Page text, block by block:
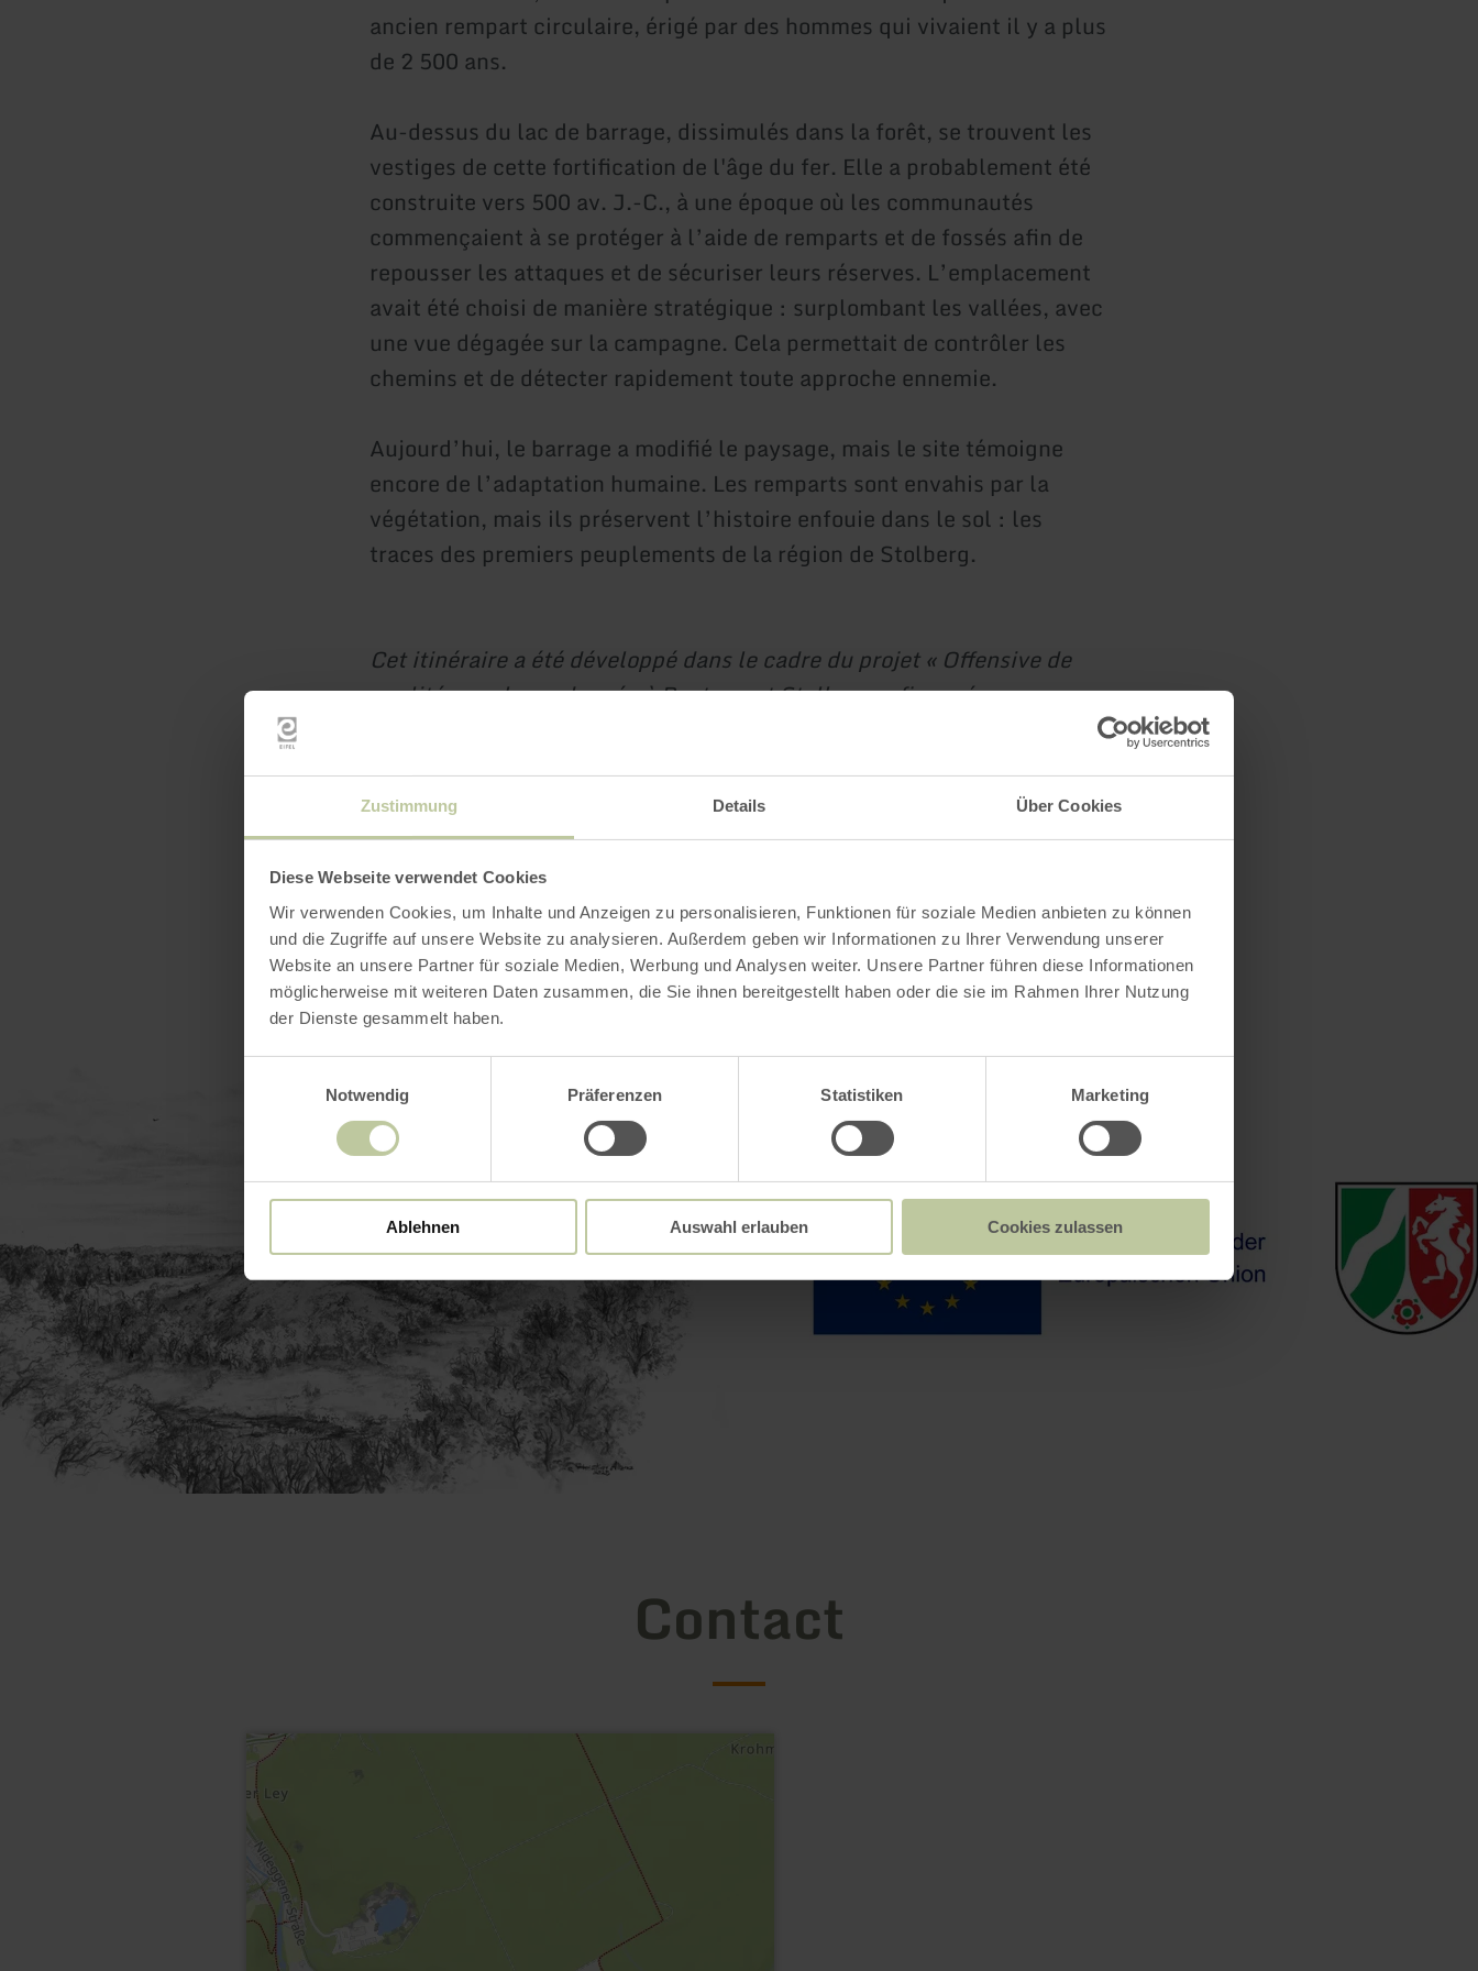
Zustimmung Details Über Cookies
Diese Webseite verwendet Cookies
Wir verwenden Cookies, um Inhalte und Anzeigen zu personalisieren, Funktionen für soziale Medien anbieten zu können
und die Zugriffe auf unsere Website zu analysieren. Außerdem geben wir Informationen zu Ihrer Verwendung unserer
Website an unsere Partner für soziale Medien, Werbung und Analysen weiter. Unsere Partner führen diese Informationen
möglicherweise mit weiteren Daten zusammen, die Sie ihnen bereitgestellt haben oder die sie im Rahmen Ihrer Nutzung
der Dienste gesammelt haben.
Notwendig
Präferenzen Statistiken Marketing
Ablehnen Auswahl erlauben Cookies zulassen
ancien rempart circulaire, érigé par des hommes qui vivaient il y a plus
de 2 500 ans.
Au-dessus du lac de barrage, dissimulés dans la forêt, se trouvent les
vestiges de cette fortification de l'âge du fer. Elle a probablement été
construite vers 500 av. J.-C., à une époque où les communautés
commençaient à se protéger à l’aide de remparts et de fossés afin de
repousser les attaques et de sécuriser leurs réserves. L’emplacement
avait été choisi de manière stratégique : surplombant les vallées, avec
une vue dégagée sur la campagne. Cela permettait de contrôler les
chemins et de détecter rapidement toute approche ennemie.
Aujourd’hui, le barrage a modifié le paysage, mais le site témoigne
encore de l’adaptation humaine. Les remparts sont envahis par la
végétation, mais ils préservent l’histoire enfouie dans le sol : les
traces des premiers peuplements de la région de Stolberg.
Cet itinéraire a été développé dans le cadre du projet « Offensive de
qualité pour la randonnée à Roetgen et Stolberg », financé par
Impressions
Contact